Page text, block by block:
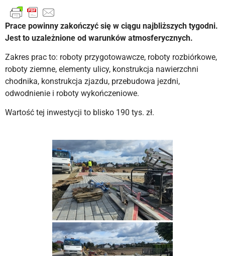
Prace powinny zakończyć się w ciągu najbliższych tygodni.
Jest to uzależnione od warunków atmosferycznych.
Zakres prac to: roboty przygotowawcze, roboty rozbiórkowe,
roboty ziemne, elementy ulicy, konstrukcja nawierzchni
chodnika, konstrukcja zjazdu, przebudowa jezdni,
odwodnienie i roboty wykończeniowe.
Wartość tej inwestycji to blisko 190 tys. zł.